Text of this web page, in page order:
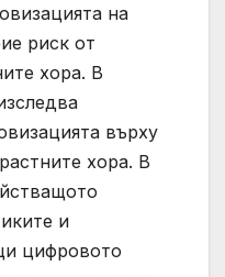
на
риск от
хора. В
върху
хора. В
и
цифровото